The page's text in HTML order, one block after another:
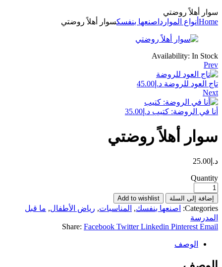
سوار أهلاً روضتي
Home أنواع الموارد اصنعها بنفسكسوار أهلاً روضتي
Availability: In Stock
Prev
تاج العود للروضة د.إ 45.00
Next
أنا في الروضة: كتيب د.إ 35.00
سوار أهلاً روضتي
د.إ 25.00
Quantity
إضافة إلى السلة Add to wishlist
Categories: اصنعها بنفسك, المناسبات, رياض الأطفال, ما قبل
المدرسة
Share: Facebook Twitter Linkedin Pinterest Email
الوصف